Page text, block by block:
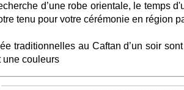
d’une robe orientale, le temps
tenu pour votre cérémonie en région
traditionnelles au Caftan d’un soir
une couleurs